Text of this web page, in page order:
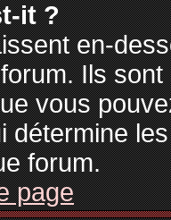
it ?
en-
Ils
vous
détermine
forum.
page